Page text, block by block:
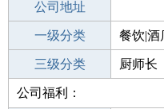
招聘结束时间
公司地址
一级分类 餐饮|酒
二级分类 餐饮
三级分类 厨师长
其他行业
公司福利：